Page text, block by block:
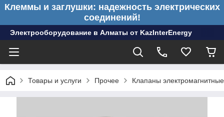
Клеммы и заглушки: надежность электрических
соединений!
Электрооборудование в Алматы от KazInterEnergy
Товары и услуги Прочее Клапаны электромагнитные